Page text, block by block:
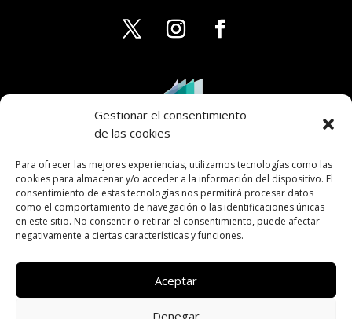
Gestionar el consentimiento
de las cookies
Para ofrecer las mejores experiencias, utilizamos tecnologías como las
cookies para almacenar y/o acceder a la información del dispositivo. El
consentimiento de estas tecnologías nos permitirá procesar datos
como el comportamiento de navegación o las identificaciones únicas
en este sitio. No consentir o retirar el consentimiento, puede afectar
negativamente a ciertas características y funciones.
Aceptar
Denegar
PRIVACIDAD